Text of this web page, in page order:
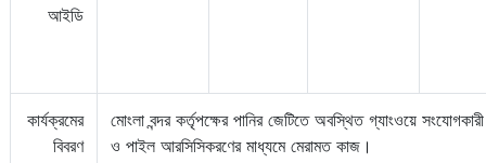
আইডি
কার্যক্রমের
বিবরণ
মোংলা বন্দর কর্তৃপক্ষের পানির জেটিতে অবস্থিত গ্যাংওয়ে
ও পাইল আরসিসিকরণের মাধ্যমে মেরামত কাজ।